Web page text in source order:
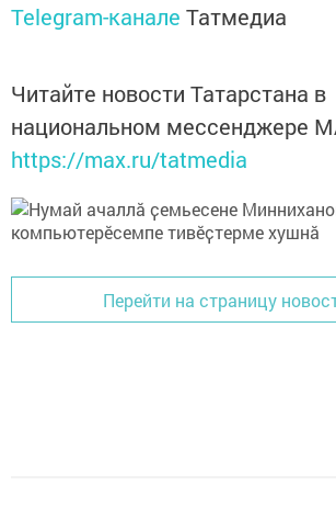
Telegram-канале Татмедиа
Читайте новости Татарстана в
национальном мессенджере
https://max.ru/tatmedia
Перейти на страницу